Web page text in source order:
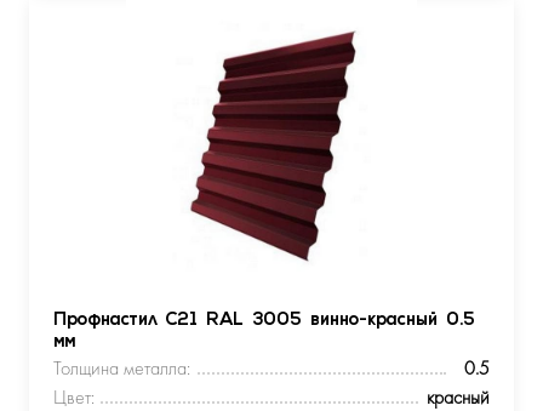
Профнастил С21 RAL 3005 винно-красный 0.5
мм
Толщина металла:
0.5
Цвет:
красный